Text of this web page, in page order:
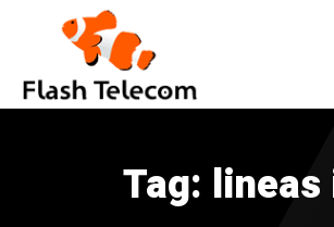
Tag: lineas